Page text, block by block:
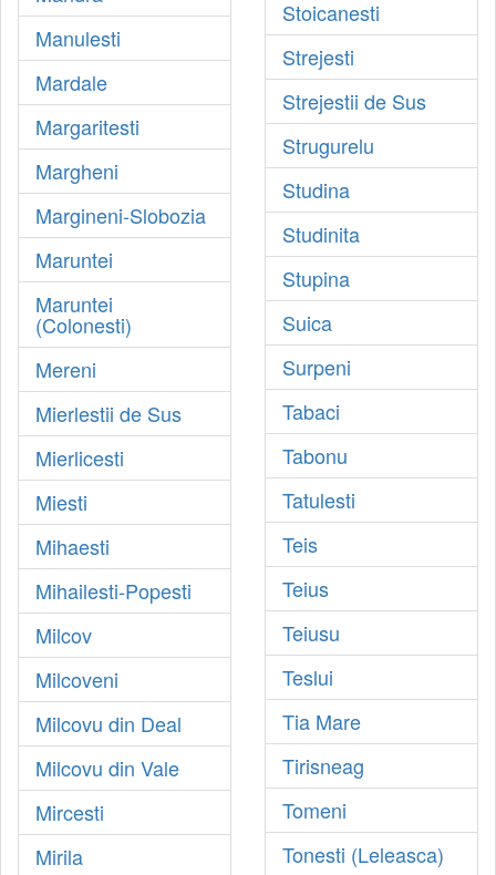
Manulesti
Mardale
Margaritesti
Margheni
Margineni-Slobozia
Maruntei
Maruntei
(Colonesti)
Mereni
Mierlestii de Sus
Mierlicesti
Miesti
Mihaesti
Mihailesti-Popesti
Milcov
Milcoveni
Milcovu din Deal
Milcovu din Vale
Mircesti
Mirila
Stoicanesti
Strejesti
Strejestii de Sus
Strugurelu
Studina
Studinita
Stupina
Suica
Surpeni
Tabaci
Tabonu
Tatulesti
Teis
Teius
Teiusu
Teslui
Tia Mare
Tirisneag
Tomeni
Tonesti (Leleasca)